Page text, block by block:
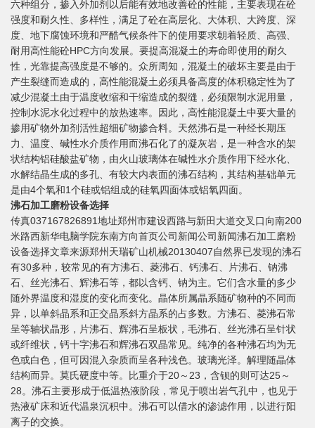
六种组分，掺入外加剂以后能有效地改善砼的性能，主要表现在砼
强度和耐久性、多样性，满足了砼在高层化、大体积、大跨度、深
度、地下腐蚀环境和严酷气候条件下的使用要求朝着轻质、高强、
耐用高性能砼HPC方向发展。要提高混凝土的寿命即使用的耐久
性，光靠提高强度是不够的。众所周知，混凝土的破坏主要是由于
产生裂缝而造成的，高性能混凝土必须具备高度的体积稳定性为了
减少混凝土由于温度收缩和干缩造成的裂缝，必须限制水泥用量，
控制水泥水化过程中的放热速率。因此，高性能混凝土中要大量的
掺用矿物外加剂活性超细矿物掺合料。天然沸石是一种经长期压
力、温度、碱性水介质作用而沸石化了的凝灰岩，是一种含水的架
状结构铝硅酸盐矿物，由火山玻璃体在碱性水介质作用下经水化、
水解结晶生成的多孔、有较大内表面的沸石结构，其结构基础单元
是由4个氧和1个硅或铝组成的硅氧四面体或铝氧四面。
沸石加工磨粉设备选择
传真037167826891地址郑州市建设西路与新田大道交叉口向南200
米路西新华电脑学院东南方向首页公司新闻公司新闻沸石加工磨粉
设备选择文章来源郑州天瑞矿山机械20130407自然界已发现的沸石
有30多种，较常见的有方沸石、菱沸石、钙沸石、片沸石、钠沸
石、丝光沸石、辉沸石等，都以含钙、钠为主。它们含水量的多少
随外界温度和湿度的变化而变化。晶体所属晶系随矿物种的不同而
异，以单斜晶系和正交晶系斜方晶系的占多数。方沸石、菱沸石常
呈等轴状晶形，片沸石、辉沸石呈板状，毛沸石、丝光沸石呈针状
或纤维状，钙十字沸石和辉沸石双晶常见。纯净的各种沸石均为无
色或白色，但可因混入杂质而呈各种浅色。玻璃光泽。解理随晶体
结构而异。莫氏硬度中等。比重介于20～23，含钡的则可达25～
28。沸石主要形成于低温热液阶段，常见于喷出岩气孔中，也见于
热液矿床和近代温泉沉积中。沸石可以借水的渗滤作用，以进行阳
离子的交换。